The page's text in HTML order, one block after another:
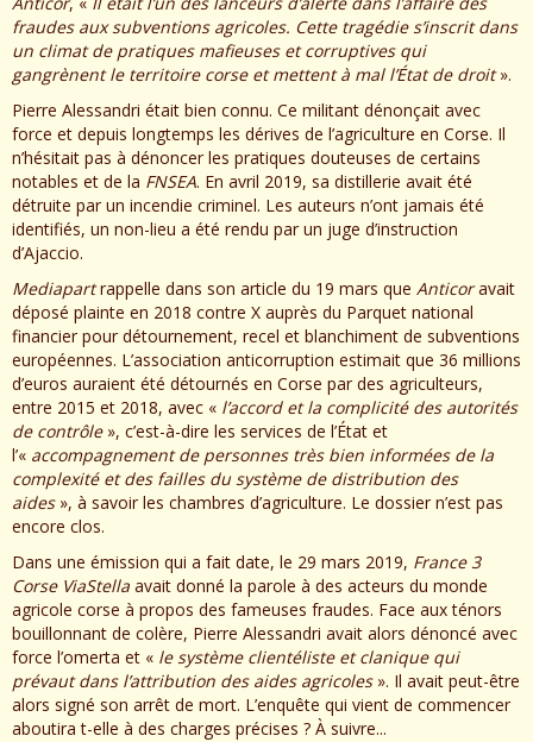
fraudes aux subventions agricoles. Cette tragédie s’inscrit dans
un climat de pratiques mafieuses et corruptives qui
gangrènent le territoire corse et mettent à mal l’État de droit».
Pierre Alessandri était bien connu. Ce militant dénonçait avec
force et depuis longtemps les dérives de l’agriculture en Corse. Il
n’hésitait pas à dénoncer les pratiques douteuses de certains
notables et de la FNSEA. En avril 2019, sa distillerie avait été
détruite par un incendie criminel. Les auteurs n’ont jamais été
identifiés, un non-lieu a été rendu par un juge d’instruction
d’Ajaccio.
Mediapartrappelle dans son article du 19 mars que Anticoravait
déposé plainte en 2018 contre X auprès du Parquet national
financier pour détournement, recel et blanchiment de subventions
européennes. L’association anticorruption estimait que 36 millions
d’euros auraient été détournés en Corse par des agriculteurs,
entre 2015 et 2018, avec « l’accord et la complicité des autorités
de contrôle», c’est-à-dire les services de l’État et
l’« accompagnement de personnes très bien informées de la
complexité et des failles du système de distribution des
aides», à savoir les chambres d’agriculture. Le dossier n’est pas
encore clos.
Dans une émission qui a fait date, le 29 mars 2019, France 3
Corse ViaStella avait donné la parole à des acteurs du monde
agricole corse à propos des fameuses fraudes. Face aux ténors
bouillonnant de colère, Pierre Alessandri avait alors dénoncé avec
force l’omerta et « le système clientéliste et clanique qui
prévaut dans l’attribution des aides agricoles». Il avait peut-être
alors signé son arrêt de mort. L’enquête qui vient de commencer
aboutira t-elle à des charges précises ? À suivre...